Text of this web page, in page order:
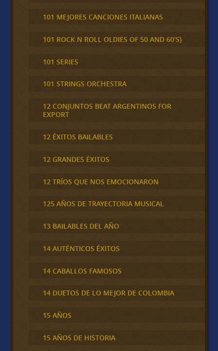
101 MEJORES CANCIONES ITALIANAS
101 ROCK N ROLL OLDIES OF 50 AND 60'S}
101 SERIES
101 STRINGS ORCHESTRA
12 CONJUNTOS BEAT ARGENTINOS FOR
EXPORT
12 ÉXITOS BAILABLES
12 GRANDES ÉXITOS
12 TRÍOS QUE NOS EMOCIONARON
125 AÑOS DE TRAYECTORIA MUSICAL
13 BAILABLES DEL AÑO
14 AUTÉNTICOS ÉXITOS
14 CABALLOS FAMOSOS
14 DUETOS DE LO MEJOR DE COLOMBIA
15 AÑOS
15 AÑOS DE HISTORIA